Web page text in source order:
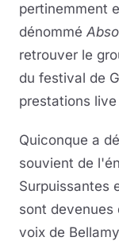
pertinemment
dénommé
retrouver le
du festival de
prestations
Quiconque a
souvient de
Surpuissantes
sont devenues
voix de